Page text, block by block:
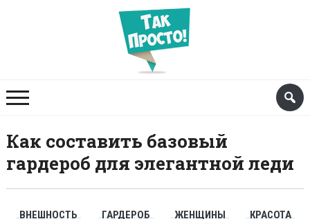
Как составить базовый
гардероб для элегантной леди
ВНЕШНОСТЬ ГАРДЕРОБ ЖЕНЩИНЫ
КРАСОТА